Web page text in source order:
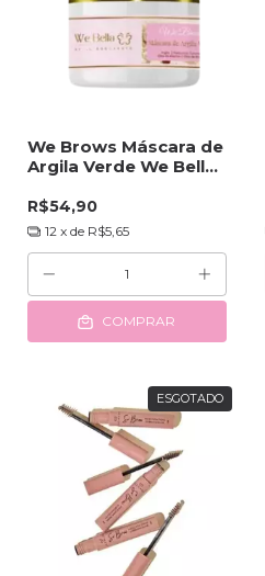
We Brows Máscara de
Argila Verde We Bella
R$54,90
12 x de R$5,65
COMPRAR
ESGOTADO